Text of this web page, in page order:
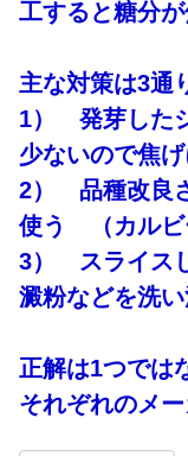
工すると糖分
主な対策は3通
1） 発芽した
少ないので焦
2） 品種改良
使う （カルビ
3） スライス
澱粉などを洗
正解は1つでは
それぞれのメ